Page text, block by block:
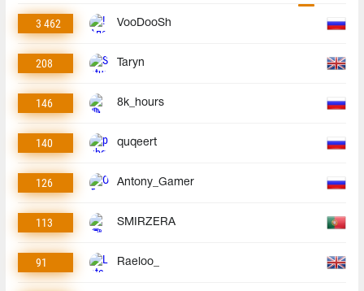
3 462 VooDooSh
208 Taryn
146 8k_hours
140 quqeert
126 Antony_Gamer
113 SMIRZERA
91 Raeloo_